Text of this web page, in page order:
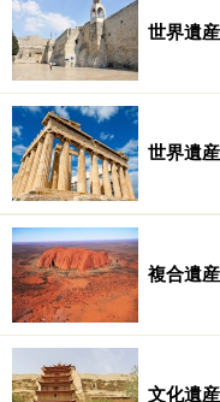
河口湖から見た逆さ富
五湖すべてが登録され
4月末にICOMOS（イ
世界遺産リストへ
"Fujisan"」は、「富
"Fujisan, sacred place
と名称を変えて登録
は17件目、文化遺産
勧告段階では以下のよ
登録基準(iii)(vi)の
世界遺
世界遺
複合遺
文化遺